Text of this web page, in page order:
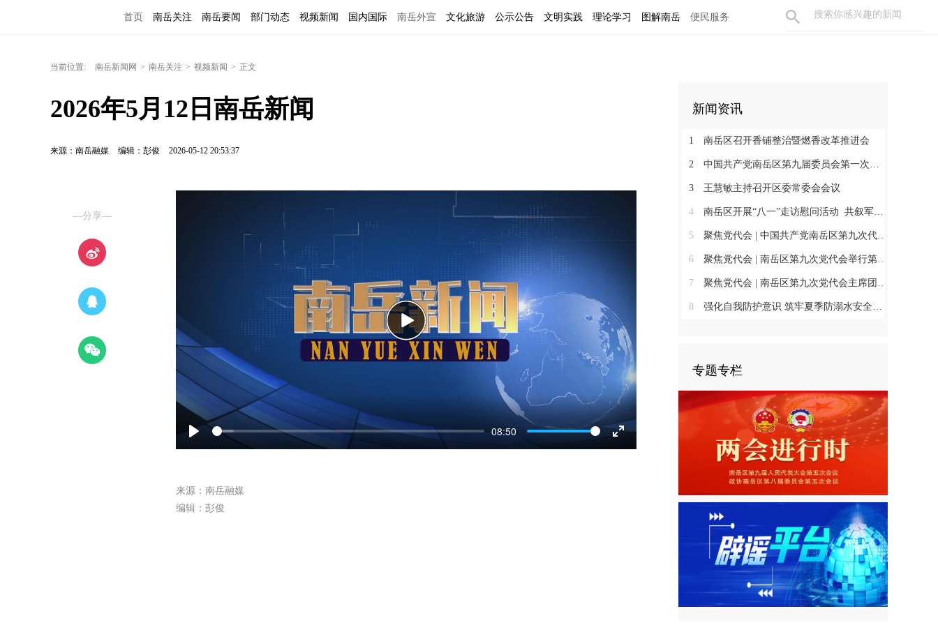
首页 南岳关注 南岳要闻 部门动态 视频新闻 国内国际 南岳外宣 文化旅游 公示公告 文明实践 理论学习 图解南岳 便民服务
当前位置: 南岳新闻网 > 南岳关注 > 视频新闻 > 正文
2026年5月12日南岳新闻
来源：南岳融媒 编辑：彭俊 2026-05-12 20:53:37
—分享—
Play
08:50
Enter
Play
来源：南岳融媒
编辑：彭俊
新闻资讯
1 南岳区召开香铺整治暨燃香改革推进会
2 中国共产党南岳区第九届委员会第一次全体会议召开 王慧敏当选为中共南岳区委书记
3 王慧敏主持召开区委常委会会议
4 南岳区开展“八一”走访慰问活动 共叙军民鱼水情
5 聚焦党代会 | 中国共产党南岳区第九次代表大会胜利闭幕
6 聚焦党代会 | 南岳区第九次党代会举行第二次全体会议
7 聚焦党代会 | 南岳区第九次党代会主席团举行第五次会议
8 强化自我防护意识 筑牢夏季防溺水安全防线
专题专栏